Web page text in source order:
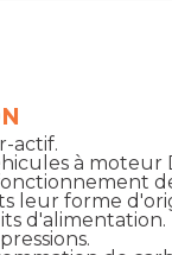
actif.
à moteur
leur forme
d'alimentation.